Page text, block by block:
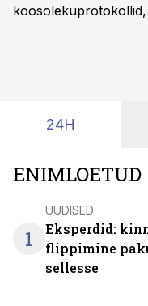
24H
ENIMLOETUD
1
UUDISED
Eksperdid:
flippimine
sellesse